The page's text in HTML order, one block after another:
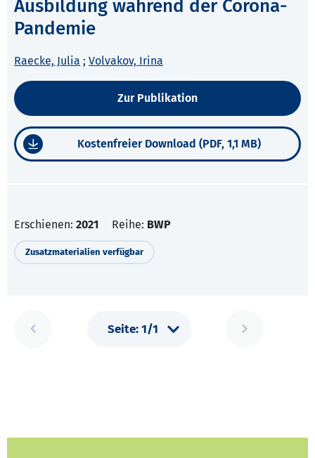
Ausbildung während der Corona-
Pandemie
Raecke, Julia ; Volvakov, Irina
Zur Publikation
Kostenfreier Download (PDF, 1,1 MB)
Erschienen: 2021 Reihe: BWP
Zusatzmaterialien verfügbar